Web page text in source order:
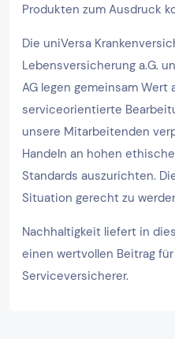
Produkten zum Ausdruck
Die uniVersa
Lebensversicherung a.G.
AG legen gemeinsam Wert
serviceorientierte
unsere Mitarbeitenden
Handeln an hohen
Standards auszurichten.
Situation gerecht zu
Nachhaltigkeit liefert in
einen wertvollen Beitrag
Serviceversicherer.